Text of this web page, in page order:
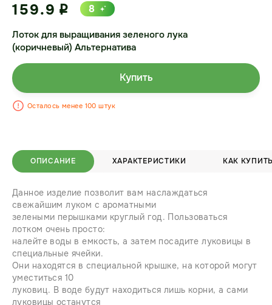
ОПИСАНИЕ ХАРАКТЕРИСТИКИ КАК
Данное изделие позволит вам наслаждаться
свежайшим луком с ароматными
зелеными перышками круглый год. Пользоваться
лотком очень просто:
налейте воды в емкость, а затем посадите луковицы в
специальные ячейки.
Они находятся в специальной крышке, на которой могут
уместиться 10
луковиц. В воде будут находиться лишь корни, а сами
луковицы останутся
Лоток для выращивания зеленого лука
(коричневый) Альтернатива
159.9 i 8
Купить
Осталось менее 100 штук